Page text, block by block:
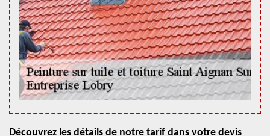
Découvrez les détails de notre tarif dans votre devis